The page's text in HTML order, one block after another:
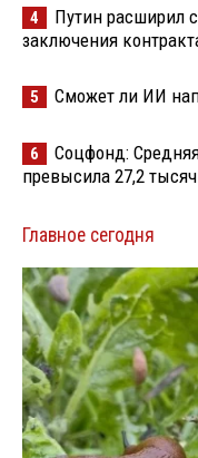
4
Путин расширил
заключения
5 Сможет ли ИИ
6
Соцфонд:
превысила 27,2
Главное сегодня